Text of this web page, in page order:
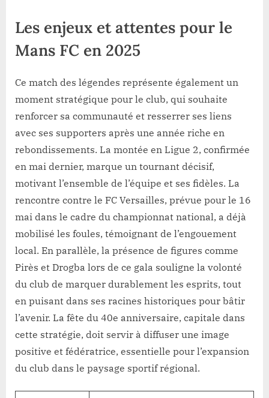
Les enjeux et attentes pour le
Mans FC en 2025
Ce match des légendes représente également un
moment stratégique pour le club, qui souhaite
renforcer sa communauté et resserrer ses liens
avec ses supporters après une année riche en
rebondissements. La montée en Ligue 2, confirmée
en mai dernier, marque un tournant décisif,
motivant l’ensemble de l’équipe et ses fidèles. La
rencontre contre le FC Versailles, prévue pour le 16
mai dans le cadre du championnat national, a déjà
mobilisé les foules, témoignant de l’engouement
local. En parallèle, la présence de figures comme
Pirès et Drogba lors de ce gala souligne la volonté
du club de marquer durablement les esprits, tout
en puisant dans ses racines historiques pour bâtir
l’avenir. La fête du 40e anniversaire, capitale dans
cette stratégie, doit servir à diffuser une image
positive et fédératrice, essentielle pour l’expansion
du club dans le paysage sportif régional.